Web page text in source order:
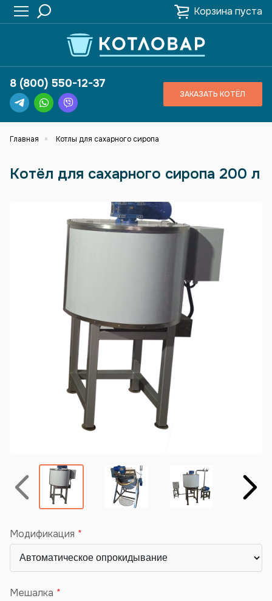
Корзина пуста
8 (800) 550-12-37
ЗАКАЗАТЬ КОТЁЛ
Главная Котлы для сахарного сиропа
Котёл для сахарного сиропа 200 л
Назад Вперёд
Модификация
Мешалка